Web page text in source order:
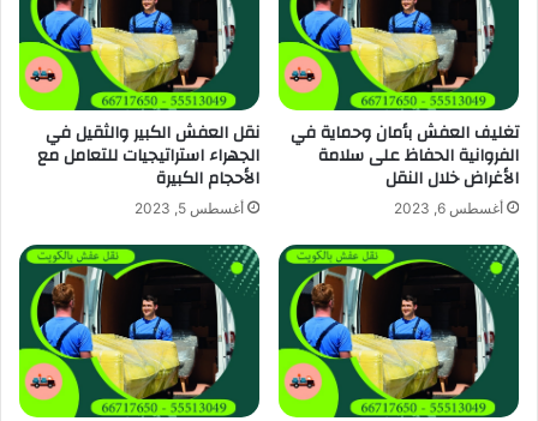
تغليف العفش بأمان وحماية في
الفروانية الحفاظ على سلامة
الأغراض خلال النقل
أغسطس 6, 2023
نقل العفش الكبير والثقيل في
الجهراء استراتيجيات للتعامل مع
الأحجام الكبيرة
أغسطس 5, 2023